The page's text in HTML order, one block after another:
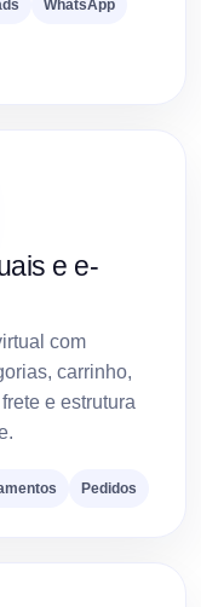
WhatsApp
e e-
com
carrinho,
e estrutura
Pedidos